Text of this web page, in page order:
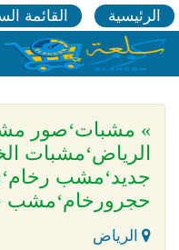
الرئيسية القائمة
» مشبات‘صور
الرياض‘مشبات
جديد‘مشب
الرياض